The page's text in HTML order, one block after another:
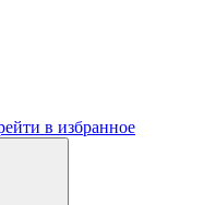
в избранное